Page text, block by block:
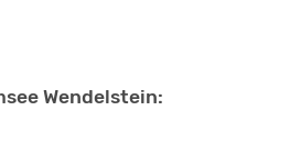
Wendelstein: